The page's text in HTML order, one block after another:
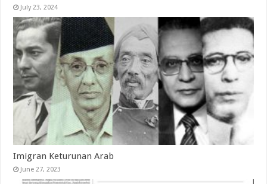
July 23, 2024
Imigran Keturunan Arab
June 27, 2023